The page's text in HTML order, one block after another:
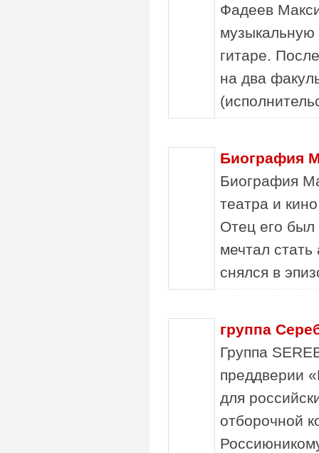
Фадеев
музыкальную
гитаре.
на два
Биография
Биография
театра и
Отец его
мечтал
снялся в
группа
Группа
преддверии
для
отборочной